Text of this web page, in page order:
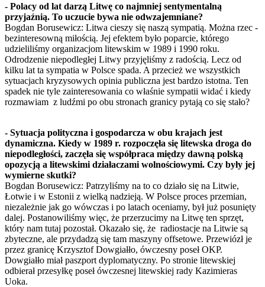
- Polacy od lat darzą Litwę co najmniej sentymentalną
przyjaźnią. To uczucie bywa nie odwzajemniane?
Bogdan Borusewicz: Litwa cieszy się naszą sympatią. Można rzec -
bezinteresowną miłością. Jej efektem było poparcie, którego
udzieliliśmy organizacjom litewskim w 1989 i 1990 roku.
Odrodzenie niepodległej Litwy przyjęliśmy z radością. Lecz od
kilku lat ta sympatia w Polsce spada. A przecież we wszystkich
sytuacjach kryzysowych opinia publiczna jest bardzo istotna. Ten
spadek nie tyle zainteresowania co właśnie sympatii widać i kiedy
rozmawiam z ludźmi po obu stronach granicy pytają co się stało?
- Sytuacja polityczna i gospodarcza w obu krajach jest
dynamiczna. Kiedy w 1989 r. rozpoczęła się litewska droga do
niepodległości, zaczęła się współpraca między dawną polską
opozycją a litewskimi działaczami wolnościowymi. Czy były jej
wymierne skutki?
Bogdan Borusewicz: Patrzyliśmy na to co działo się na Litwie,
Łotwie i w Estonii z wielką nadzieją. W Polsce proces przemian,
niezależnie jak go wówczas i po latach oceniamy, był już posunięty
dalej. Postanowiliśmy więc, że przerzucimy na Litwę ten sprzęt,
który nam tutaj pozostał. Okazało się, że radiostacje na Litwie są
zbyteczne, ale przydadzą się tam maszyny offsetowe. Przewiózł je
przez granicę Krzysztof Dowgiałło, ówczesny poseł OKP.
Dowgiałło miał paszport dyplomatyczny. Po stronie litewskiej
odbierał przesyłkę poseł ówczesnej litewskiej rady Kazimieras
Uoka.